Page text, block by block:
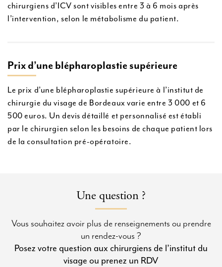
chirurgiens d’ICV sont visibles entre 3 à 6 mois après
l’intervention, selon le métabolisme du patient.
Prix d’une blépharoplastie supérieure
Le prix d’une blépharoplastie supérieure à l’institut de
chirurgie du visage de Bordeaux varie entre 3 000 et 6
500 euros. Un devis détaillé et personnalisé est établi
par le chirurgien selon les besoins de chaque patient lors
de la consultation pré-opératoire.
Une question ?
Vous souhaitez avoir plus de renseignements ou prendre
un rendez-vous ?
Posez votre question aux chirurgiens de l’institut du
visage ou prenez un RDV